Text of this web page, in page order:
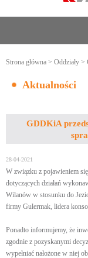
Strona główna > Oddziały >
Aktualności
GDDKiA
28-04-2021
W związku z pojawieniem
dotyczących działań
Wilanów w stosunku do
firmy Gulermak, lidera
Ponadto informujemy, że
zgodnie z pozyskanymi
wypełniać nałożone w niej